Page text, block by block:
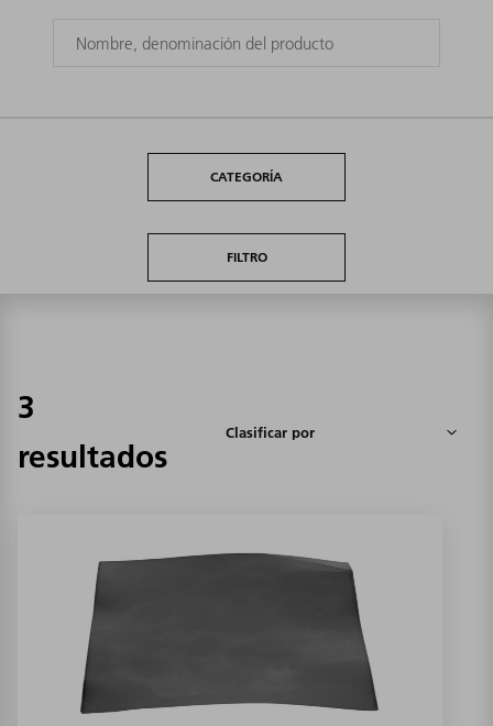
CATEGORÍA
FILTRO
3
resultados